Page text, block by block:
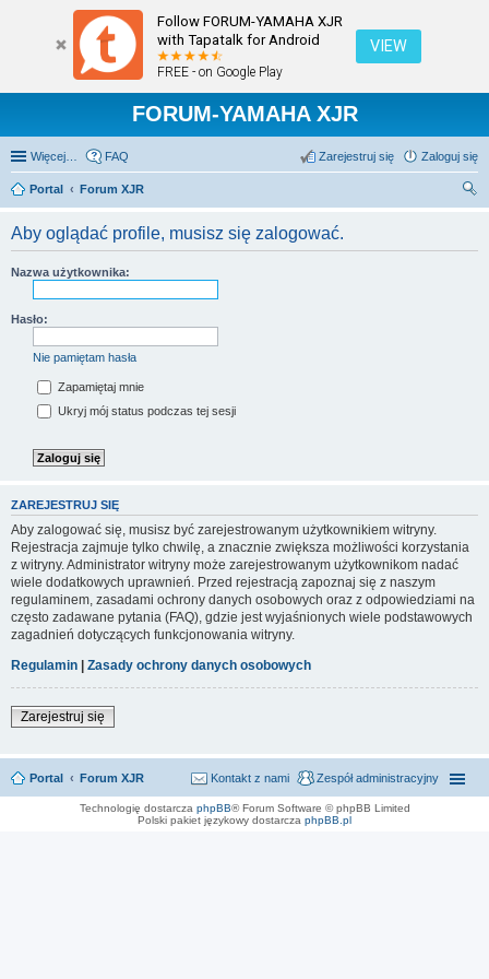
Follow FORUM-YAMAHA XJR
with Tapatalk for Android
FREE - on Google Play
VIEW
FORUM-YAMAHA XJR
Więcej… FAQ Zaloguj się
Zarejestruj się
Portal
Forum XJR
Aby oglądać profile, musisz się zalogować.
Nazwa użytkownika:
Hasło:
Nie pamiętam hasła
Zapamiętaj mnie
Ukryj mój status podczas tej sesji
ZAREJESTRUJ SIĘ
Aby zalogować się, musisz być zarejestrowanym użytkownikiem witryny.
Rejestracja zajmuje tylko chwilę, a znacznie zwiększa możliwości korzystania
z witryny. Administrator witryny może zarejestrowanym użytkownikom nadać
wiele dodatkowych uprawnień. Przed rejestracją zapoznaj się z naszym
regulaminem, zasadami ochrony danych osobowych oraz z odpowiedziami na
często zadawane pytania (FAQ), gdzie jest wyjaśnionych wiele podstawowych
zagadnień dotyczących funkcjonowania witryny.
Regulamin
Zasady ochrony danych osobowych
Zarejestruj się
Portal Forum XJR Zespół administracyjny
Kontakt z nami
Technologię dostarcza phpBB® Forum Software © phpBB Limited
Polski pakiet językowy dostarcza phpBB.pl